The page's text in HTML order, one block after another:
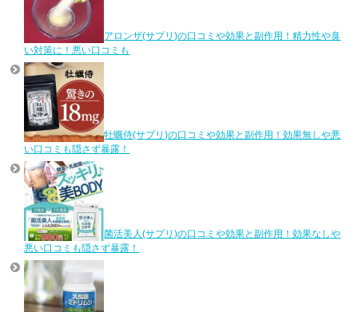
アロンザ(サプリ)の口コミや効果と副作用！精力性や臭
い対策に！悪い口コミも
牡蠣侍(サプリ)の口コミや効果と副作用！効果無しや悪
い口コミも隠さず暴露！
菌活美人(サプリ)の口コミや効果と副作用！効果なしや
悪い口コミも隠さず暴露！